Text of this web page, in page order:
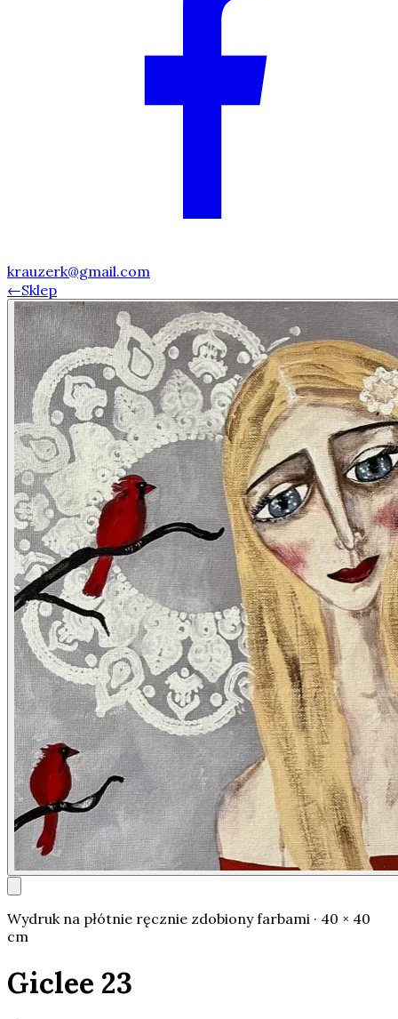
krauzerk@gmail.com
←Sklep
Wydruk na płótnie ręcznie zdobiony farbami · 40 × 40
cm
Giclee 23